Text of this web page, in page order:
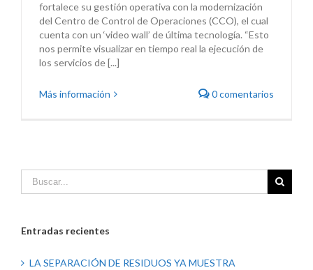
fortalece su gestión operativa con la modernización
del Centro de Control de Operaciones (CCO), el cual
cuenta con un ‘video wall’ de última tecnología. “Esto
nos permite visualizar en tiempo real la ejecución de
los servicios de [...]
Más información 0 comentarios
Entradas recientes
LA SEPARACIÓN DE RESIDUOS YA MUESTRA